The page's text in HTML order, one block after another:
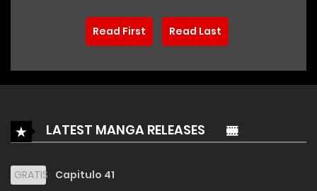
Read First Read Last
LATEST MANGA RELEASES
GRATIS Capitulo 41